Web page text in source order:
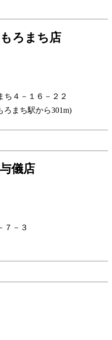
ろまち店
ち４－１６－２２
ろまち駅から301m)
儀店
７－３